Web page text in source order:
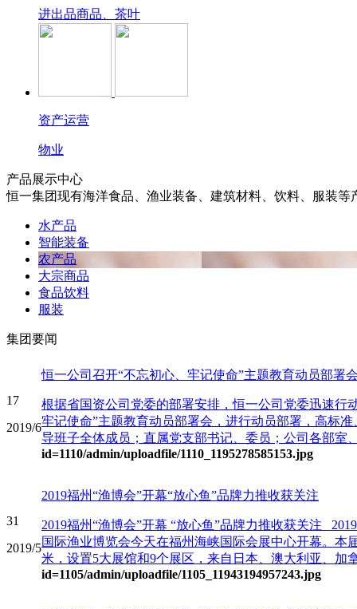
进出品商品、茶叶
资产运营
物业
产品展示中心
恒一集团现有海洋食品、渔业装备、建筑材料、饮料、服装等
水产品
智能装备
农产品
大宗商品
食品饮料
服装
集团要闻
17
2019/6
恒一公司召开“不忘初心、牢记使命”主题教育动员部署
根据省国资公司党委的部署安排，恒一公司党委迅速行
牢记使命”主题教育动员部署会，进行动员部署，高标
导班子全体成员；直属党支部书记、委员；公司各部室
id=1110/admin/uploadfile/1110_1195278585153.jpg
31
2019/5
2019福州“渔博会”开幕“放心鱼”品牌力推收获关注
2019福州“渔博会”开幕 “放心鱼”品牌力推收获关注
国际渔业博览会今天在福州海峡国际会展中心开幕。本
米，设置5大展馆和9个展区，来自日本、澳大利亚、加
id=1105/admin/uploadfile/1105_11943194957243.jpg